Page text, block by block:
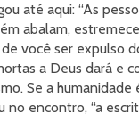
até aqui: “As
abalam,
você ser expulso
a Deus dará e
Se a humanidade
no encontro, “a